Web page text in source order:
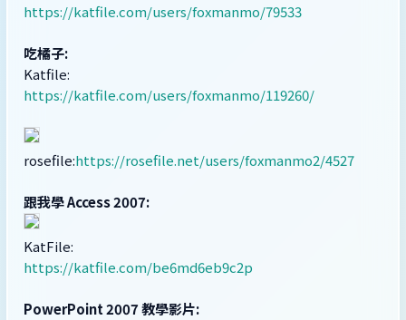
https://katfile.com/users/foxmanmo/79533
吃橘子:
Katfile:
https://katfile.com/users/foxmanmo/119260/
rosefile:https://rosefile.net/users/foxmanmo2/4527
跟我學 Access 2007:
KatFile:
https://katfile.com/be6md6eb9c2p
PowerPoint 2007 教學影片: